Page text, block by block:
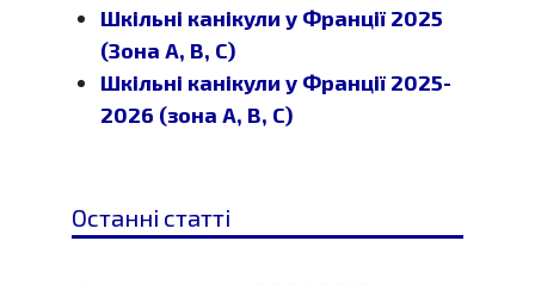
Шкільні канікули у Франції 2025
(Зона A, B, C)
Шкільні канікули у Франції 2025-
2026 (зона A, B, C)
Останні статті